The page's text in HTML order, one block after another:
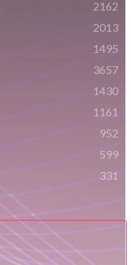
2162
2013
1495
3657
1430
1161
952
599
331